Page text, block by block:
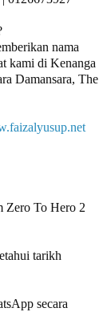
nama
kami di Kenanga
Damansara, The
Zero To Hero 2
tarikh
secara